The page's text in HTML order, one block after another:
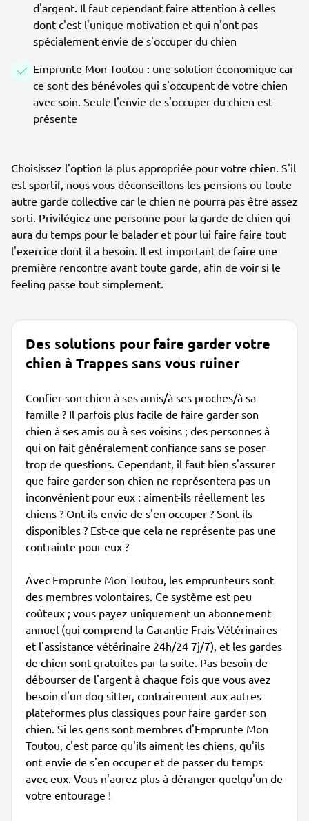
d'argent. Il faut cependant faire attention à celles
dont c'est l'unique motivation et qui n'ont pas
spécialement envie de s'occuper du chien
Emprunte Mon Toutou : une solution économique car
ce sont des bénévoles qui s'occupent de votre chien
avec soin. Seule l'envie de s'occuper du chien est
présente
Choisissez l'option la plus appropriée pour votre chien. S'il
est sportif, nous vous déconseillons les pensions ou toute
autre garde collective car le chien ne pourra pas être assez
sorti. Privilégiez une personne pour la garde de chien qui
aura du temps pour le balader et pour lui faire faire tout
l'exercice dont il a besoin. Il est important de faire une
première rencontre avant toute garde, afin de voir si le
feeling passe tout simplement.
Des solutions pour faire garder votre
chien à Trappes sans vous ruiner
Confier son chien à ses amis/à ses proches/à sa
famille ? Il parfois plus facile de faire garder son
chien à ses amis ou à ses voisins ; des personnes à
qui on fait généralement confiance sans se poser
trop de questions. Cependant, il faut bien s'assurer
que faire garder son chien ne représentera pas un
inconvénient pour eux : aiment-ils réellement les
chiens ? Ont-ils envie de s'en occuper ? Sont-ils
disponibles ? Est-ce que cela ne représente pas une
contrainte pour eux ?
Avec Emprunte Mon Toutou, les emprunteurs sont
des membres volontaires. Ce système est peu
coûteux ; vous payez uniquement un abonnement
annuel (qui comprend la Garantie Frais Vétérinaires
et l'assistance vétérinaire 24h/24 7j/7), et les gardes
de chien sont gratuites par la suite. Pas besoin de
débourser de l'argent à chaque fois que vous avez
besoin d'un dog sitter, contrairement aux autres
plateformes plus classiques pour faire garder son
chien. Si les gens sont membres d'Emprunte Mon
Toutou, c'est parce qu'ils aiment les chiens, qu'ils
ont envie de s'en occuper et de passer du temps
avec eux. Vous n'aurez plus à déranger quelqu'un de
votre entourage !